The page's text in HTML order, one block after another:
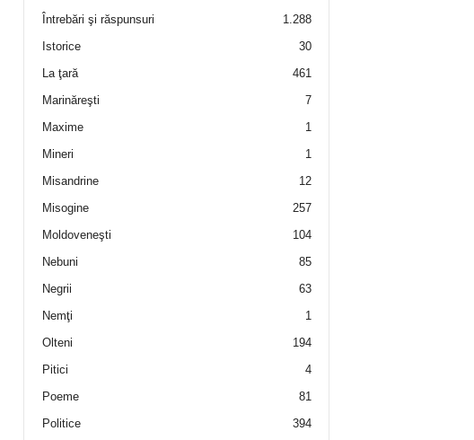
Întrebări şi răspunsuri
1.288
Istorice
30
La ţară
461
Marinăreşti
7
Maxime
1
Mineri
1
Misandrine
12
Misogine
257
Moldoveneşti
104
Nebuni
85
Negrii
63
Nemţi
1
Olteni
194
Pitici
4
Poeme
81
Politice
394